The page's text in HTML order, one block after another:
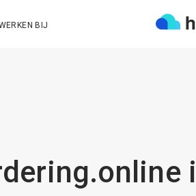
BIJ
i